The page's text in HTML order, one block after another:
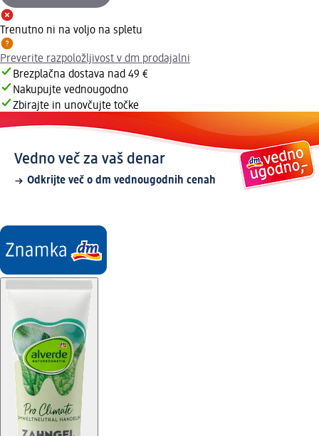
Trenutno ni na voljo na spletu
Preverite razpoložljivost v dm prodajalni
Brezplačna dostava nad 49 €
Nakupujte vednougodno
Zbirajte in unovčujte točke
Vedno več za vaš denar
Odkrijte več o dm vednougodnih cenah